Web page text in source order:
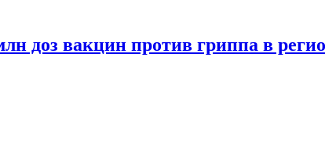
доз вакцин против гриппа в